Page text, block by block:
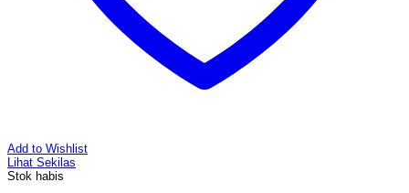
Add to Wishlist
Lihat Sekilas
Stok habis